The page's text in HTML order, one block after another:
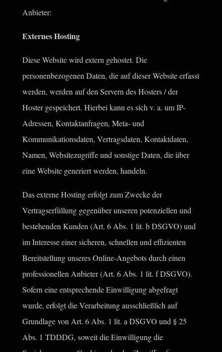
Anbieter:
Externes Hosting
Diese Website wird extern gehostet. Die
personenbezogenen Daten, die auf dieser Website erfasst
werden, werden auf den Servern des Hosters / der
Hoster gespeichert. Hierbei kann es sich v. a. um IP-
Adressen, Kontaktanfragen, Meta- und
Kommunikationsdaten, Vertragsdaten, Kontaktdaten,
Namen, Websitezugriffe und sonstige Daten, die über
eine Website generiert werden, handeln.
Das externe Hosting erfolgt zum Zwecke der
Vertragserfüllung gegenüber unseren potenziellen und
bestehenden Kunden (Art. 6 Abs. 1 lit. b DSGVO) und
im Interesse einer sicheren, schnellen und effizienten
Bereitstellung unseres Online-Angebots durch einen
professionellen Anbieter (Art. 6 Abs. 1 lit. f DSGVO).
Sofern eine entsprechende Einwilligung abgefragt
wurde, erfolgt die Verarbeitung ausschließlich auf
Grundlage von Art. 6 Abs. 1 lit. a DSGVO und § 25
Abs. 1 TDDDG, soweit die Einwilligung die